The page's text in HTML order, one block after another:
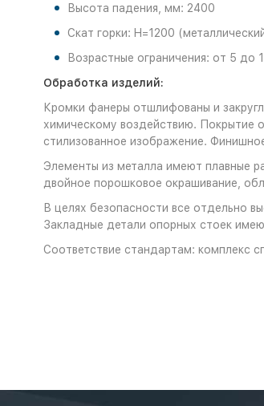
Высота падения, мм: 2400
Скат горки: H=1200
Возрастные ограничения: от 5 до
Обработка изделий:
Кромки фанеры отшлифованы и
химическому воздействию. Покрытие
стилизованное изображение.
Элементы из металла имеют плавные
двойное порошковое окрашивание,
В целях безопасности все отдельно
Закладные детали опорных стоек
Соответствие стандартам: комплекс